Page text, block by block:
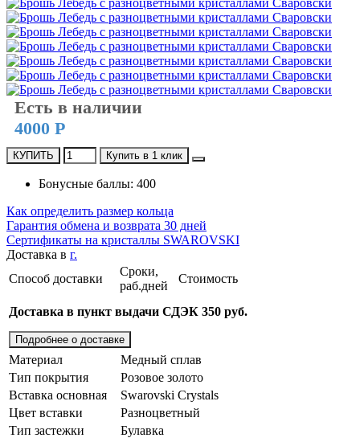
Есть в наличии
4000 Р
КУПИТЬ Купить в 1 клик
Бонусные баллы: 400
Как определить размер кольца
Гарантия обмена и возврата 30 дней
Сертификаты на кристаллы SWAROVSKI
Доставка в г.
Способ доставки
Сроки,
раб.дней
Стоимость
Доставка в пункт выдачи СДЭК 350 руб.
Подробнее о доставке
Материал
Медный сплав
Тип покрытия
Розовое золото
Вставка основная
Swarovski Crystals
Цвет вставки
Разноцветный
Тип застежки
Булавка